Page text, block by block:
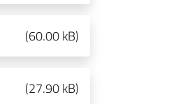
(60.00 kB)
(27.90 kB)